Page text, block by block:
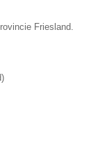
Friesland.
)